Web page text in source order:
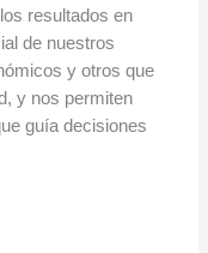
resultados en
de nuestros
y otros que
y nos permiten
guía decisiones